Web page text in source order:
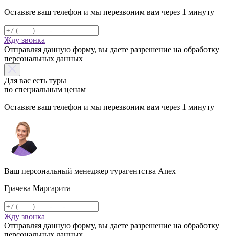
Оставьте ваш телефон и мы перезвоним вам через 1 минуту
Жду звонка
Отправляя данную форму, вы даете разрешение на обработку
персональных данных
Для вас есть туры
по специальным ценам
Оставьте ваш телефон и мы перезвоним вам через 1 минуту
Ваш персональный менеджер турагентства Anex
Грачева Маргарита
Жду звонка
Отправляя данную форму, вы даете разрешение на обработку